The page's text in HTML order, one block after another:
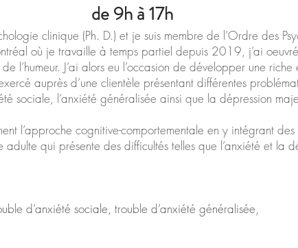
de 9h à 17h
clinique (Ph. D.) et je suis membre de l’Ordre des
où je travaille à temps partiel depuis 2019, j’ai
l’humeur. J’ai alors eu l’occasion de développer une
auprès d’une clientèle présentant différentes
sociale, l’anxiété généralisée ainsi que la dépression
l’approche cognitive-comportementale en y intégrant
qui présente des difficultés telles que l’anxiété et la
d’anxiété sociale, trouble d’anxiété généralisée,